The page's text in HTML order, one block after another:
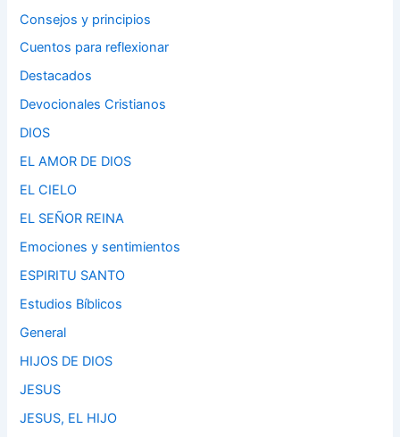
Consejos y principios
Cuentos para reflexionar
Destacados
Devocionales Cristianos
DIOS
EL AMOR DE DIOS
EL CIELO
EL SEÑOR REINA
Emociones y sentimientos
ESPIRITU SANTO
Estudios Bíblicos
General
HIJOS DE DIOS
JESUS
JESUS, EL HIJO